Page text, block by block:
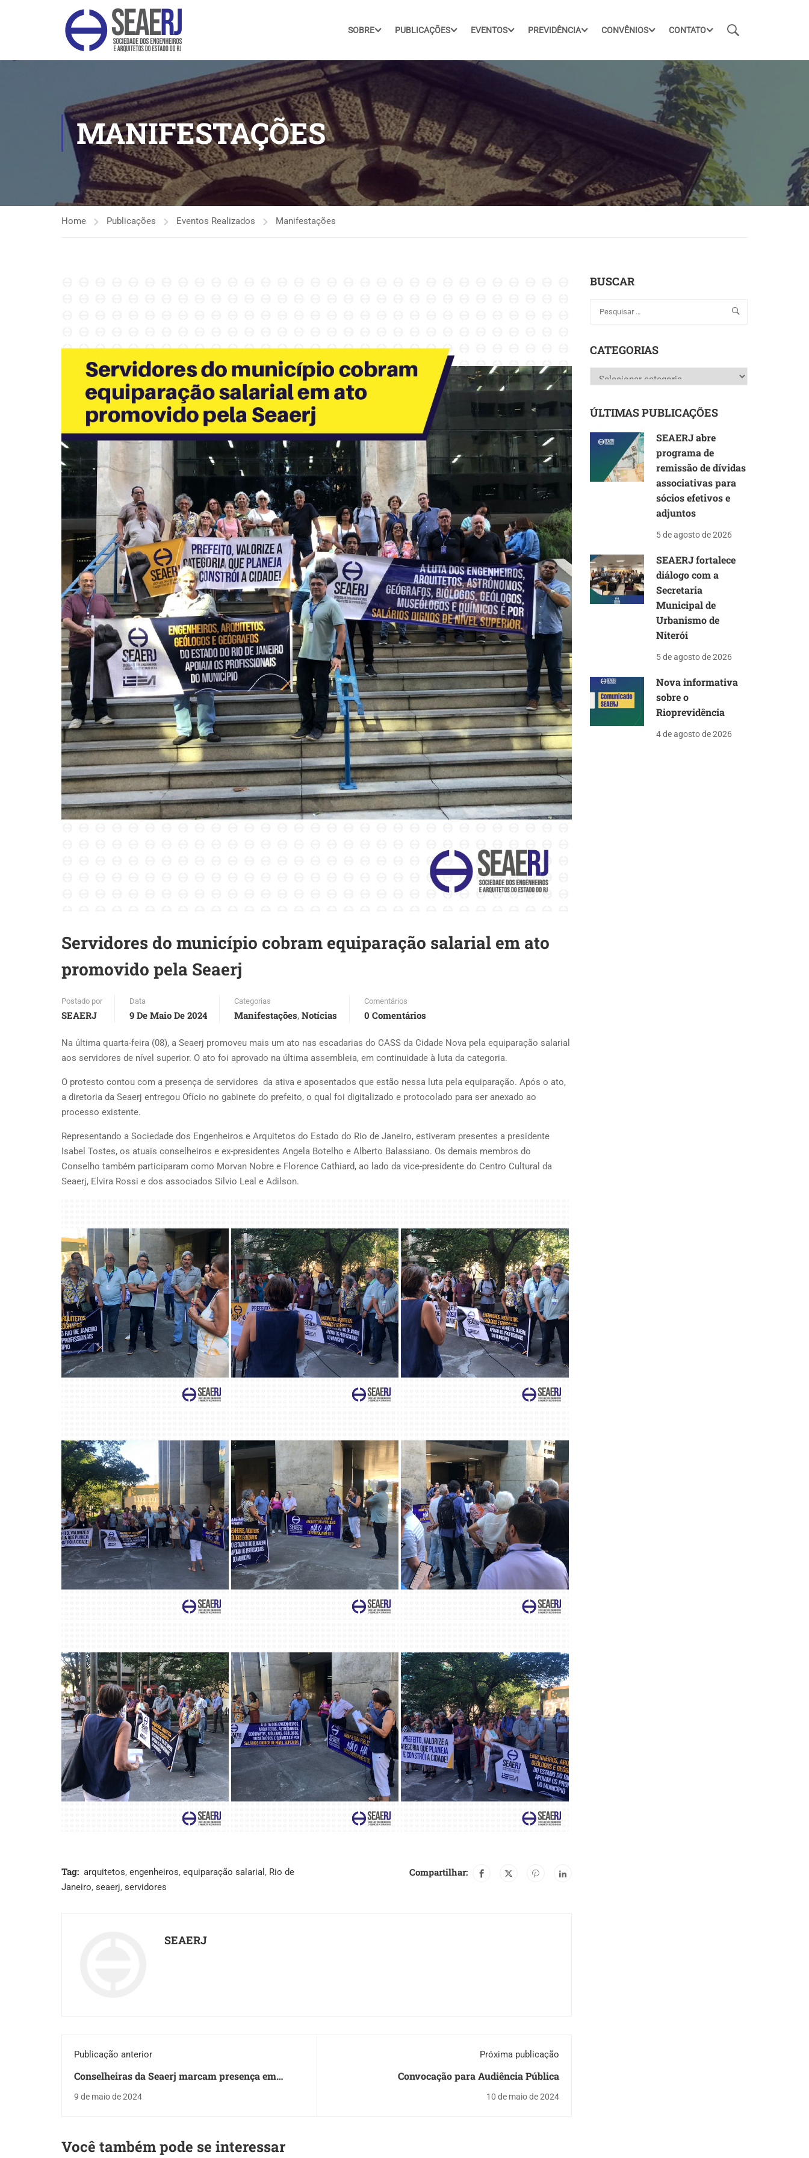
SOBRE PUBLICAÇÕES EVENTOS PREVIDÊNCIA CONVÊNIOS CONTATO
MANIFESTAÇÕES
Home Publicações Eventos Realizados Manifestações
Servidores do município cobram equiparação salarial em ato
promovido pela Seaerj
Postado por
SEAERJ
Data
9 De Maio De 2024
Categorias
Manifestações, Notícias
Comentários
0 Comentários
Na última quarta-feira (08), a Seaerj promoveu mais um ato nas escadarias do CASS da Cidade Nova pela equiparação salarial
aos servidores de nível superior. O ato foi aprovado na última assembleia, em continuidade à luta da categoria.
O protesto contou com a presença de servidores da ativa e aposentados que estão nessa luta pela equiparação. Após o ato,
a diretoria da Seaerj entregou Ofício no gabinete do prefeito, o qual foi digitalizado e protocolado para ser anexado ao
processo existente.
Representando a Sociedade dos Engenheiros e Arquitetos do Estado do Rio de Janeiro, estiveram presentes a presidente
Isabel Tostes, os atuais conselheiros e ex-presidentes Angela Botelho e Alberto Balassiano. Os demais membros do
Conselho também participaram como Morvan Nobre e Florence Cathiard, ao lado da vice-presidente do Centro Cultural da
Seaerj, Elvira Rossi e dos associados Silvio Leal e Adilson.
Tag: arquitetos, engenheiros, equiparação salarial , Rio de
Janeiro, seaerj, servidores
Compartilhar:
SEAERJ
Publicação anterior
Conselheiras da Seaerj marcam presença em
Audiência da ALERJ
9 de maio de 2024
Próxima publicação
Convocação para Audiência Pública
10 de maio de 2024
Você também pode se interessar
BUSCAR
CATEGORIAS
Categorias
ÚLTIMAS PUBLICAÇÕES
SEAERJ abre
programa de
remissão de dívidas
associativas para
sócios efetivos e
adjuntos
5 de agosto de 2026
SEAERJ fortalece
diálogo com a
Secretaria
Municipal de
Urbanismo de
Niterói
5 de agosto de 2026
Nova informativa
sobre o
Rioprevidência
4 de agosto de 2026